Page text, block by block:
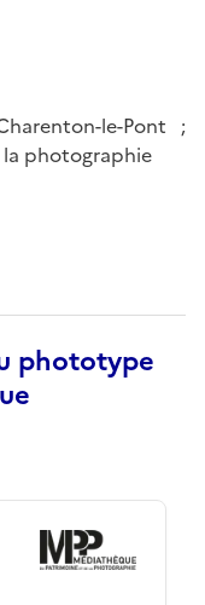
le-Pont ;
photographie
phototype